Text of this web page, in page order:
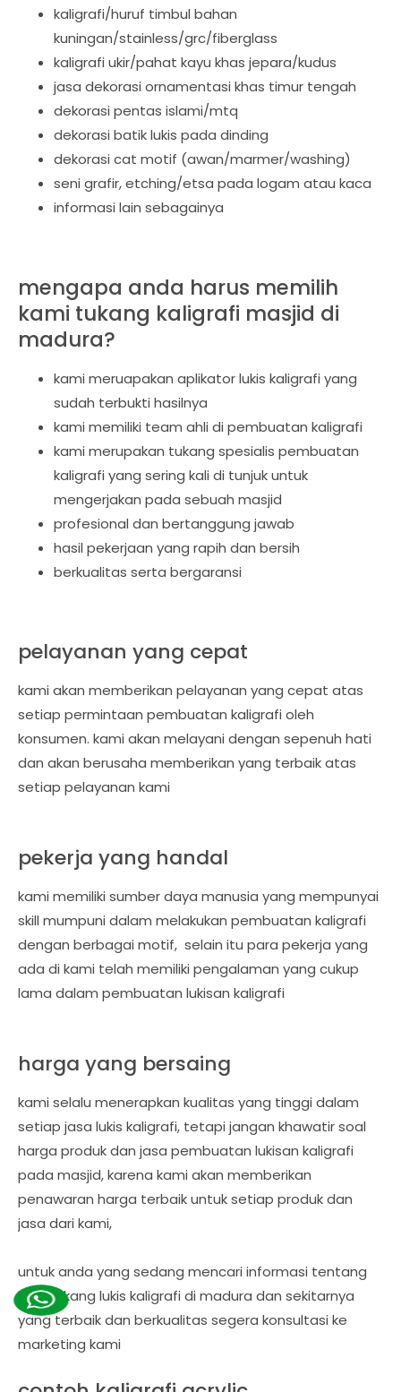
kaligrafi/huruf timbul bahan
kuningan/stainless/grc/fiberglass
kaligrafi ukir/pahat kayu khas jepara/kudus
jasa dekorasi ornamentasi khas timur tengah
dekorasi pentas islami/mtq
dekorasi batik lukis pada dinding
dekorasi cat motif (awan/marmer/washing)
seni grafir, etching/etsa pada logam atau kaca
informasi lain sebagainya
mengapa anda harus memilih
kami tukang kaligrafi masjid di
madura?
kami meruapakan aplikator lukis kaligrafi yang
sudah terbukti hasilnya
kami memiliki team ahli di pembuatan kaligrafi
kami merupakan tukang spesialis pembuatan
kaligrafi yang sering kali di tunjuk untuk
mengerjakan pada sebuah masjid
profesional dan bertanggung jawab
hasil pekerjaan yang rapih dan bersih
berkualitas serta bergaransi
pelayanan yang cepat
kami akan memberikan pelayanan yang cepat atas
setiap permintaan pembuatan kaligrafi oleh
konsumen. kami akan melayani dengan sepenuh hati
dan akan berusaha memberikan yang terbaik atas
setiap pelayanan kami
pekerja yang handal
kami memiliki sumber daya manusia yang mempunyai
skill mumpuni dalam melakukan pembuatan kaligrafi
dengan berbagai motif, selain itu para pekerja yang
ada di kami telah memiliki pengalaman yang cukup
lama dalam pembuatan lukisan kaligrafi
harga yang bersaing
kami selalu menerapkan kualitas yang tinggi dalam
setiap jasa lukis kaligrafi, tetapi jangan khawatir soal
harga produk dan jasa pembuatan lukisan kaligrafi
pada masjid, karena kami akan memberikan
penawaran harga terbaik untuk setiap produk dan
jasa dari kami,
untuk anda yang sedang mencari informasi tentang
jasa tukang lukis kaligrafi di madura dan sekitarnya
yang terbaik dan berkualitas segera konsultasi ke
marketing kami